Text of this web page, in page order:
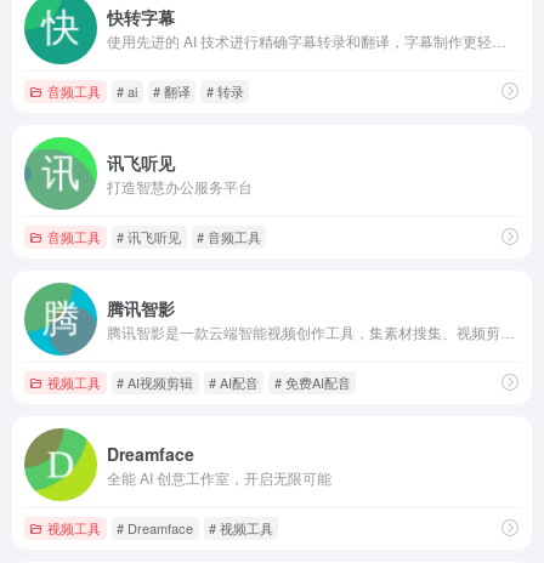
快转字幕
音频工具 # ai # 翻译 # 转录
讯飞听见
打造智慧办公服务平台
音频工具 # 讯飞听见 # 音频工具
腾讯智影
视频工具 # AI视频剪辑 # AI配音 # 免费AI配音
Dreamface
全能 AI 创意工作室，开启无限可能
视频工具 # Dreamface # 视频工具